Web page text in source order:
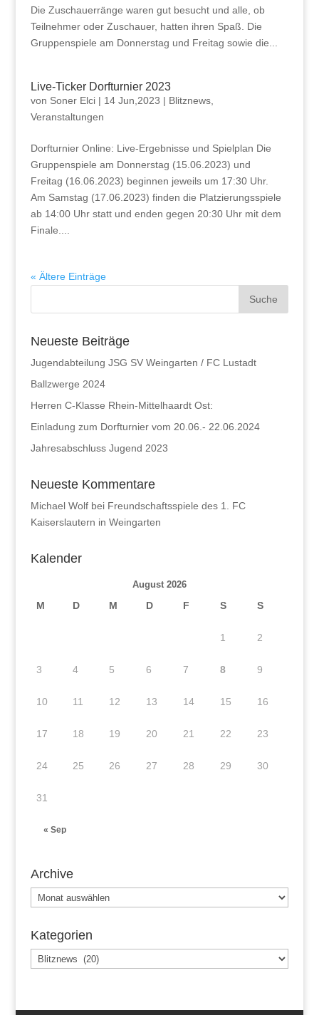
Die Zuschauerränge waren gut besucht und alle, ob
Teilnehmer oder Zuschauer, hatten ihren Spaß. Die
Gruppenspiele am Donnerstag und Freitag sowie die...
Live-Ticker Dorfturnier 2023
von Soner Elci| 14 Jun,2023 | Blitznews,
Veranstaltungen
Dorfturnier Online: Live-Ergebnisse und Spielplan Die
Gruppenspiele am Donnerstag (15.06.2023) und
Freitag (16.06.2023) beginnen jeweils um 17:30 Uhr.
Am Samstag (17.06.2023) finden die Platzierungsspiele
ab 14:00 Uhr statt und enden gegen 20:30 Uhr mit dem
Finale....
« Ältere Einträge
Neueste Beiträge
Jugendabteilung JSG SV Weingarten / FC Lustadt
Ballzwerge 2024
Herren C-Klasse Rhein-Mittelhaardt Ost:
Einladung zum Dorfturnier vom 20.06.- 22.06.2024
Jahresabschluss Jugend 2023
Neueste Kommentare
Michael Wolfbei Freundschaftsspiele des 1. FC
Kaiserslautern in Weingarten
Kalender
August 2026
M D M D F S S
« Sep
1 2
3 4 5 6 7 8 9
10 11 12 13 14 15 16
17 18 19 20 21 22 23
24 25 26 27 28 29 30
31
Archive
Archive
Kategorien
Kategorien